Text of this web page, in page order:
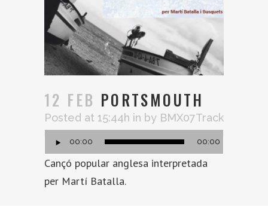
12 FEB PORTSMOUTH
Posted at 15:44h in by BMX07Track
00:00 00:00
Cançó popular anglesa interpretada
per Martí Batalla.